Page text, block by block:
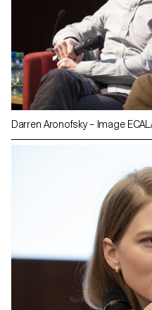
Darren Aronofsky – Image